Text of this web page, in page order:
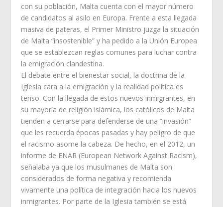
con su población, Malta cuenta con el mayor número
de candidatos al asilo en Europa. Frente a esta llegada
masiva de pateras, el Primer Ministro juzga la situación
de Malta “insostenible” y ha pedido a la Unión Europea
que se establezcan reglas comunes para luchar contra
la emigración clandestina.
El debate entre el bienestar social, la doctrina de la
Iglesia cara a la emigración y la realidad política es
tenso. Con la llegada de estos nuevos inmigrantes, en
su mayoría de religión islámica, los católicos de Malta
tienden a cerrarse para defenderse de una “invasión”
que les recuerda épocas pasadas y hay peligro de que
el racismo asome la cabeza. De hecho, en el 2012, un
informe de ENAR (European Network Against Racism),
señalaba ya que los musulmanes de Malta son
considerados de forma negativa y recomienda
vivamente una política de integración hacia los nuevos
inmigrantes. Por parte de la Iglesia también se está